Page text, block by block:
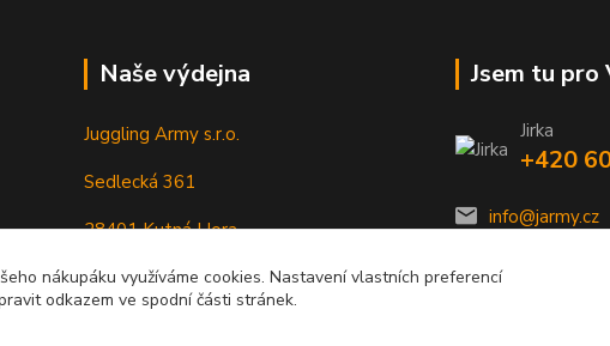
Naše výdejna
Juggling Army s.r.o.
Sedlecká 361
28401 Kutná Hora
Jsem tu pro
Jirka
+420
info@jarmy.cz
nákupáku využíváme cookies. Nastavení vlastních preferencí
odkazem ve spodní části stránek.